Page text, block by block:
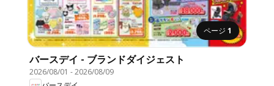
ページ 1
バースデイ - ブランドダイジェスト
2026/08/01 -2026/08/09